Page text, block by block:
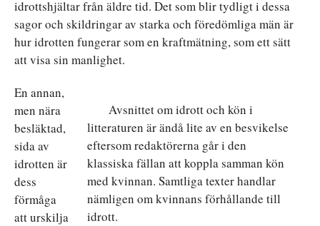
idrottshjältar från äldre tid. Det som blir tydligt i dessa
sagor och skildringar av starka och föredömliga män är
hur idrotten fungerar som en kraftmätning, som ett sätt
att visa sin manlighet.
Avsnittet om idrott och kön i
litteraturen är ändå lite av en besvikelse
eftersom redaktörerna går i den
klassiska fällan att koppla samman kön
med kvinnan. Samtliga texter handlar
nämligen om kvinnans förhållande till
idrott.
En annan,
men nära
besläktad,
sida av
idrotten är
dess
förmåga
att urskilja